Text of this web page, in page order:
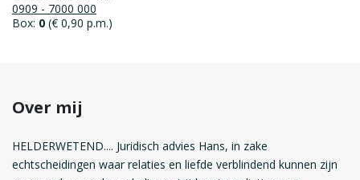
0909 - 7000 000
Box: 0 (€ 0,90 p.m.)
Over mij
HELDERWETEND.... Juridisch advies Hans, in zake
echtscheidingen waar relaties en liefde verblindend kunnen zijn